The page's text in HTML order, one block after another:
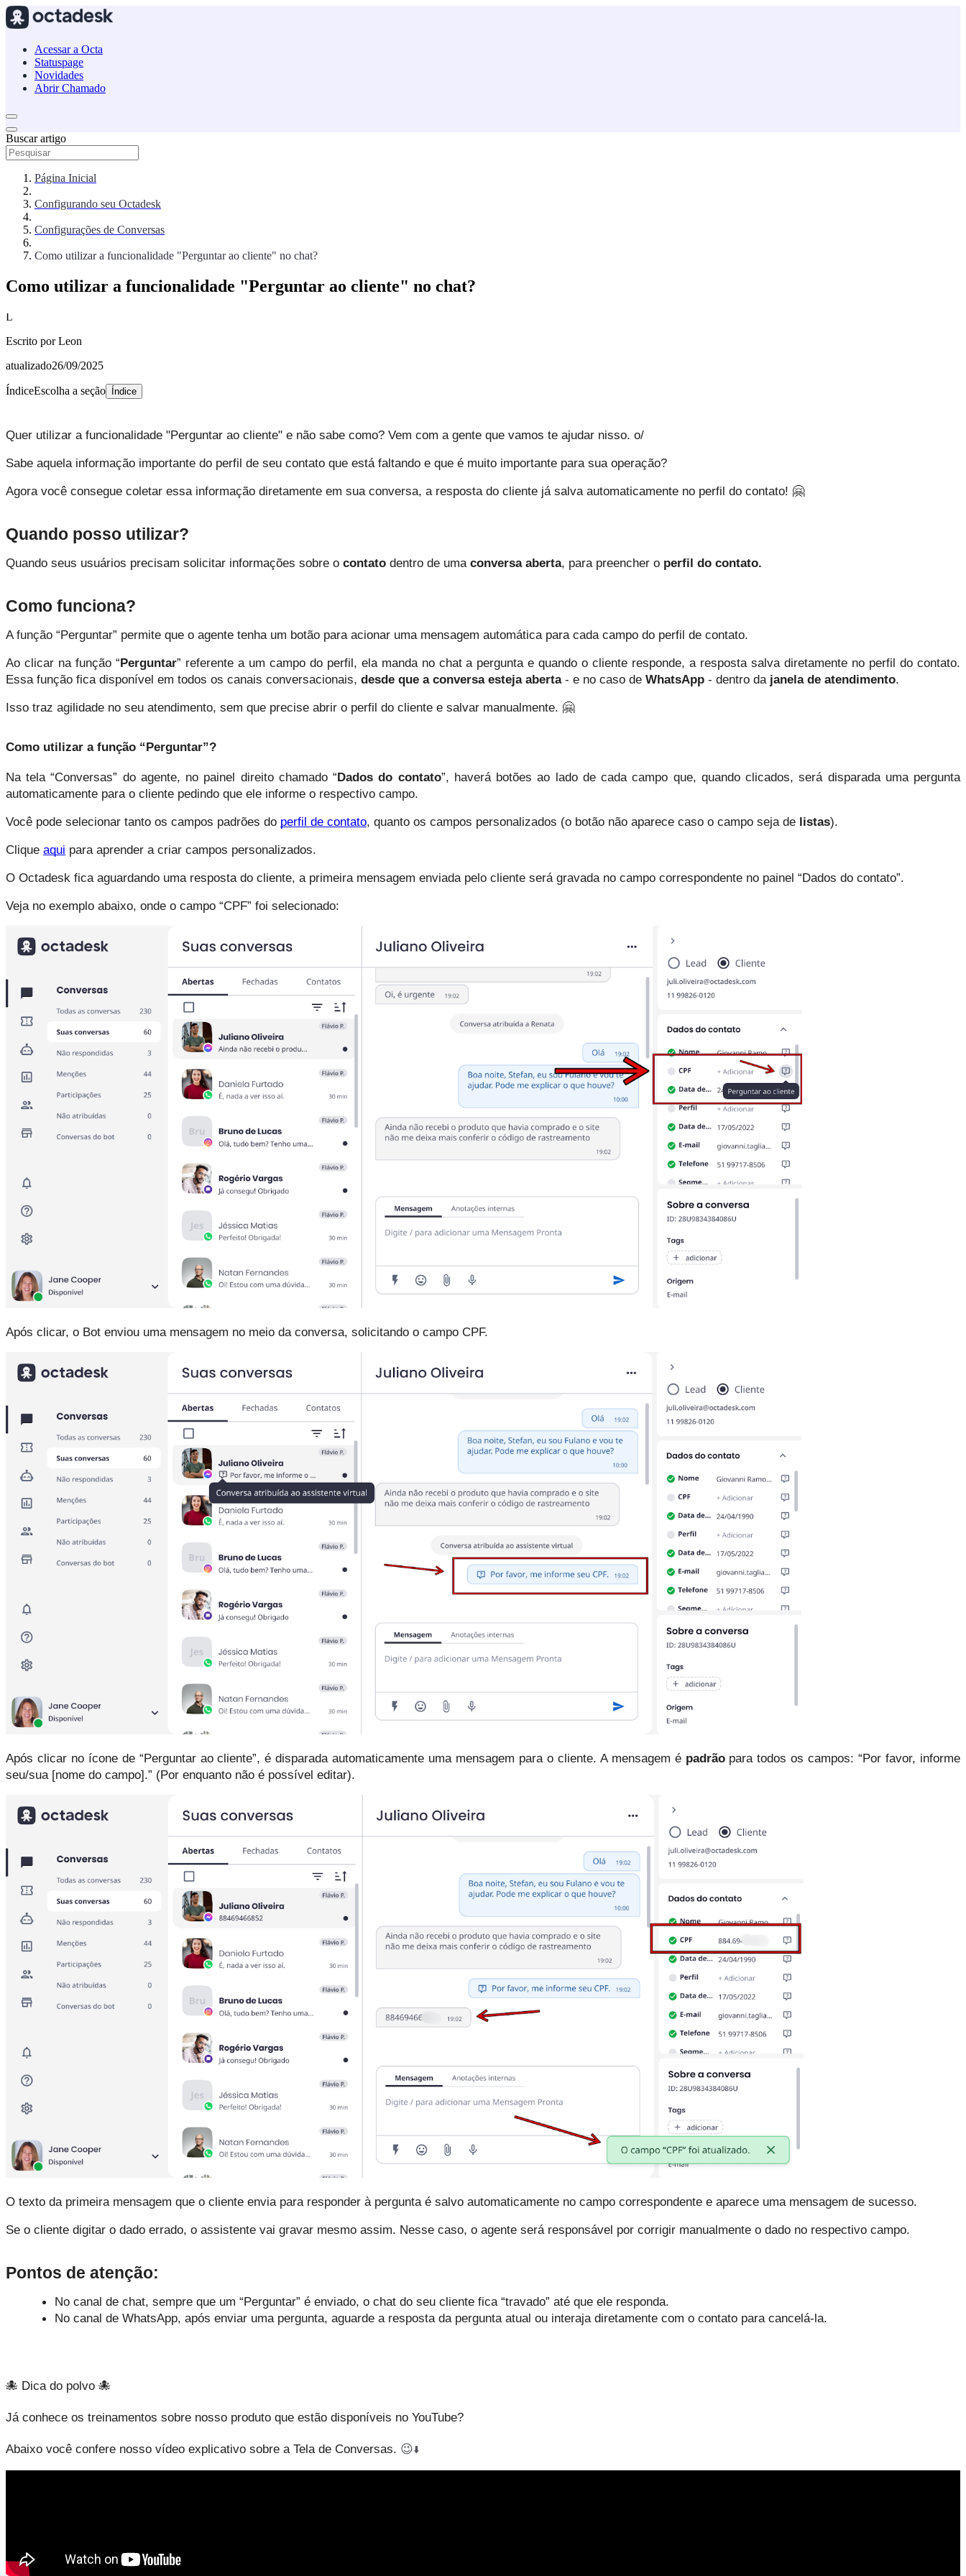
Acessar a Octa
Statuspage
Novidades
Abrir Chamado
Buscar artigo
Página Inicial
Configurando seu Octadesk
Configurações de Conversas
Como utilizar a funcionalidade "Perguntar ao cliente" no chat?
Como utilizar a funcionalidade "Perguntar ao cliente" no chat?
L
Escrito porLeon
atualizado26/09/2025
ÍndiceEscolha a seção Índice
Quer utilizar a funcionalidade "Perguntar ao cliente" e não sabe como? Vem com a gente que vamos te ajudar nisso. o/
Sabe aquela informação importante do perfil de seu contato que está faltando e que é muito importante para sua operação?
Agora você consegue coletar essa informação diretamente em sua conversa, a resposta do cliente já salva automaticamente no perfil do contato! 🤗
Quando posso utilizar?
Quando seus usuários precisam solicitar informações sobre o contato dentro de uma conversa aberta, para preencher o perfil do contato.
Como funciona?
A função “Perguntar” permite que o agente tenha um botão para acionar uma mensagem automática para cada campo do perfil de contato.
Ao clicar na função “Perguntar” referente a um campo do perfil, ela manda no chat a pergunta e quando o cliente responde, a resposta salva diretamente no perfil do contato.
Essa função fica disponível em todos os canais conversacionais, desde que a conversa esteja aberta - e no caso de WhatsApp - dentro da janela de atendimento.
Isso traz agilidade no seu atendimento, sem que precise abrir o perfil do cliente e salvar manualmente. 🤗
Como utilizar a função “Perguntar”?
Na tela “Conversas” do agente, no painel direito chamado “Dados do contato”, haverá botões ao lado de cada campo que, quando clicados, será disparada uma pergunta
automaticamente para o cliente pedindo que ele informe o respectivo campo.
Você pode selecionar tanto os campos padrões do perfil de contato, quanto os campos personalizados (o botão não aparece caso o campo seja de listas).
Clique aqui para aprender a criar campos personalizados.
O Octadesk fica aguardando uma resposta do cliente, a primeira mensagem enviada pelo cliente será gravada no campo correspondente no painel “Dados do contato”.
Veja no exemplo abaixo, onde o campo “CPF” foi selecionado:
Após clicar, o Bot enviou uma mensagem no meio da conversa, solicitando o campo CPF.
Após clicar no ícone de “Perguntar ao cliente”, é disparada automaticamente uma mensagem para o cliente. A mensagem é padrão para todos os campos: “Por favor, informe
seu/sua [nome do campo].” (Por enquanto não é possível editar).
O texto da primeira mensagem que o cliente envia para responder à pergunta é salvo automaticamente no campo correspondente e aparece uma mensagem de sucesso.
Se o cliente digitar o dado errado, o assistente vai gravar mesmo assim. Nesse caso, o agente será responsável por corrigir manualmente o dado no respectivo campo.
Pontos de atenção:
No canal de chat, sempre que um “Perguntar” é enviado, o chat do seu cliente fica “travado” até que ele responda.
No canal de WhatsApp, após enviar uma pergunta, aguarde a resposta da pergunta atual ou interaja diretamente com o contato para cancelá-la.
🐙 Dica do polvo 🐙
Já conhece os treinamentos sobre nosso produto que estão disponíveis no YouTube?
Abaixo você confere nosso vídeo explicativo sobre a Tela de Conversas. 😉⬇️